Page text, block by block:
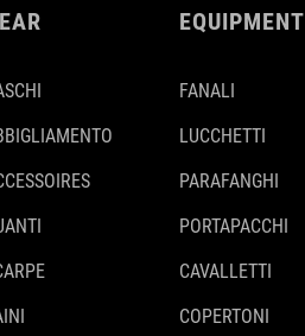
EQUIPMENT
FANALI
LUCCHETTI
PARAFANGHI
PORTAPACCHI
CAVALLETTI
COPERTONI